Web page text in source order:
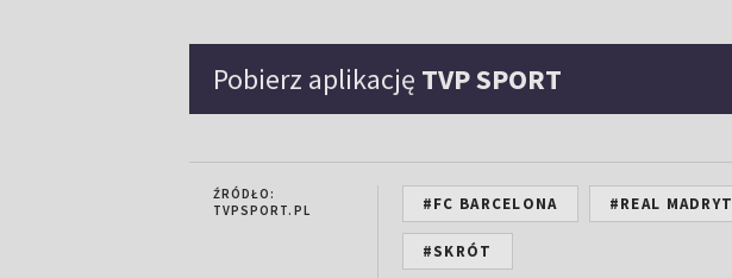
Pobierz aplikację TVP SPORT
ŹRÓDŁO:
TVPSPORT.PL
#FC BARCELONA #REAL MADRYT
#SKRÓT